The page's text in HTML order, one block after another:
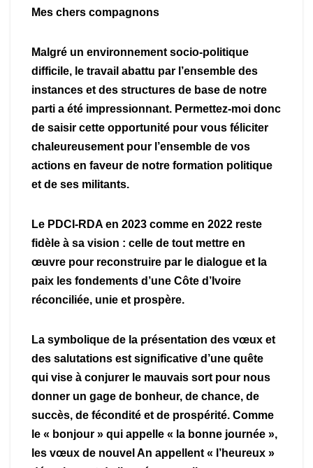
Mes chers compagnons
Malgré un environnement socio-politique
difficile, le travail abattu par l’ensemble des
instances et des structures de base de notre
parti a été impressionnant. Permettez-moi donc
de saisir cette opportunité pour vous féliciter
chaleureusement pour l’ensemble de vos
actions en faveur de notre formation politique
et de ses militants.
Le PDCI-RDA en 2023 comme en 2022 reste
fidèle à sa vision : celle de tout mettre en
œuvre pour reconstruire par le dialogue et la
paix les fondements d’une Côte d’Ivoire
réconciliée, unie et prospère.
La symbolique de la présentation des vœux et
des salutations est significative d’une quête
qui vise à conjurer le mauvais sort pour nous
donner un gage de bonheur, de chance, de
succès, de fécondité et de prospérité. Comme
le « bonjour » qui appelle « la bonne journée »,
les vœux de nouvel An appellent « l’heureux »